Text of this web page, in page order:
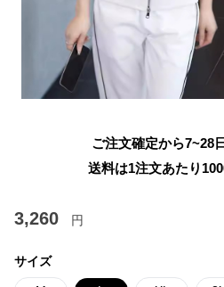
ご注文確定から7~28
送料は1注文あたり
3,260 円
サイズ